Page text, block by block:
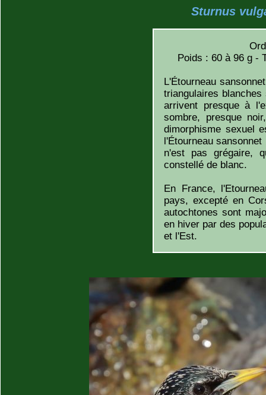
Sturnus
Poids : 60 à 96 g -
L'Étourneau
triangulaires
arrivent presque à
sombre, presque
dimorphisme sexuel
l'Étourneau
n'est pas grégaire,
constellé de blanc.
En France,
pays, excepté en
autochtones sont
en hiver par des
et l'Est.